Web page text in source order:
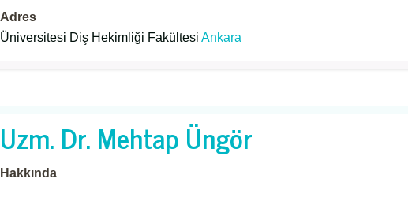
Adres
Üniversitesi Diş Hekimliği Fakültesi Ankara
Uzm. Dr. Mehtap Üngör
Hakkında